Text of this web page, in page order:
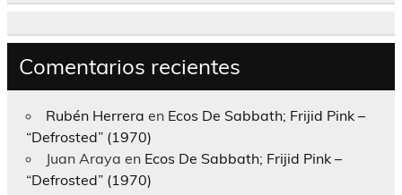
Comentarios recientes
Rubén Herrera en Ecos De Sabbath; Frijid Pink –
“Defrosted” (1970)
Juan Araya en Ecos De Sabbath; Frijid Pink –
“Defrosted” (1970)